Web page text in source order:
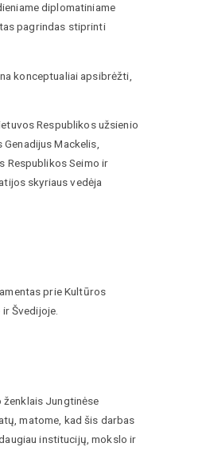
diplomatiniame
pagrindas stiprinti
konceptualiai apsibrėžti,
Respublikos užsienio
Mackelis,
Respublikos Seimo ir
skyriaus vedėja
prie Kultūros
Švedijoje.
Jungtinėse
matome, kad šis darbas
institucijų, mokslo ir